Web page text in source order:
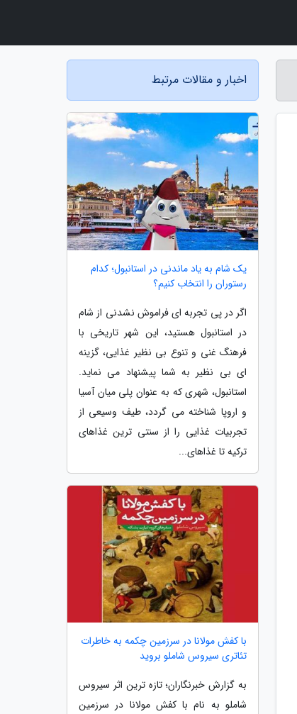
اخبار و مقالات مرتبط
یک شام به یاد ماندنی در استانبول؛ کدام
رستوران را انتخاب کنیم؟
اگر در پی تجربه ای فراموش نشدنی از شام
در استانبول هستید، این شهر تاریخی با
فرهنگ غنی و تنوع بی نظیر غذایی، گزینه
ای بی نظیر به شما پیشنهاد می نماید.
استانبول، شهری که به عنوان پلی میان آسیا
و اروپا شناخته می گردد، طیف وسیعی از
تجربیات غذایی را از سنتی ترین غذاهای
ترکیه تا غذاهای...
با کفش مولانا در سرزمین چکمه به خاطرات
تئاتری سیروس شاملو بروید
به گزارش خبرنگاران؛ تازه ترین اثر سیروس
شاملو به نام با کفش مولانا در سرزمین